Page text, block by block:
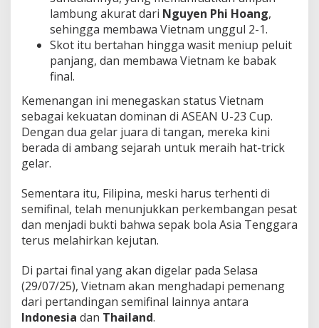
lambung akurat dari Nguyen Phi Hoang,
sehingga membawa Vietnam unggul 2-1.
Skot itu bertahan hingga wasit meniup peluit
panjang, dan membawa Vietnam ke babak
final.
Kemenangan ini menegaskan status Vietnam
sebagai kekuatan dominan di ASEAN U-23 Cup.
Dengan dua gelar juara di tangan, mereka kini
berada di ambang sejarah untuk meraih hat-trick
gelar.
Sementara itu, Filipina, meski harus terhenti di
semifinal, telah menunjukkan perkembangan pesat
dan menjadi bukti bahwa sepak bola Asia Tenggara
terus melahirkan kejutan.
Di partai final yang akan digelar pada Selasa
(29/07/25), Vietnam akan menghadapi pemenang
dari pertandingan semifinal lainnya antara
Indonesia dan Thailand.